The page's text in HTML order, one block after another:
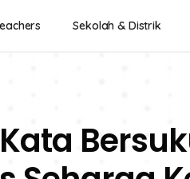
Sekolah & Distrik